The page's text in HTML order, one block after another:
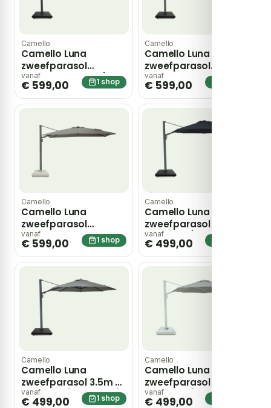
Camello
Camello Luna
zweefparasol
2.6×3.5m Desert (excl.
voet) – Grijs-
antraciet
vanaf
€ 599,00 1 shop
Camello
Camello Luna
zweefparasol
2.6×3.5m Graphite
(excl. voet) – Grijs-
antraciet
vanaf
€ 599,00
Camello
Camello Luna
zweefparasol
2.6×3.5m Mocha
(excl. voet) – Taupe-
naturel-bruin
vanaf
€ 599,00 1 shop
Camello
Camello Luna
zweefparasol 3.5m S2
Excellent (excl. voet)
– Grijs-antraciet
vanaf
€ 499,00
Camello
Camello Luna
zweefparasol 3.5m S2
Excellent (excl. voet)
vanaf
€ 499,00 1 shop
Camello
Camello Luna
zweefparasol 3.5m S2
Excellent (excl. voet)
vanaf
€ 499,00